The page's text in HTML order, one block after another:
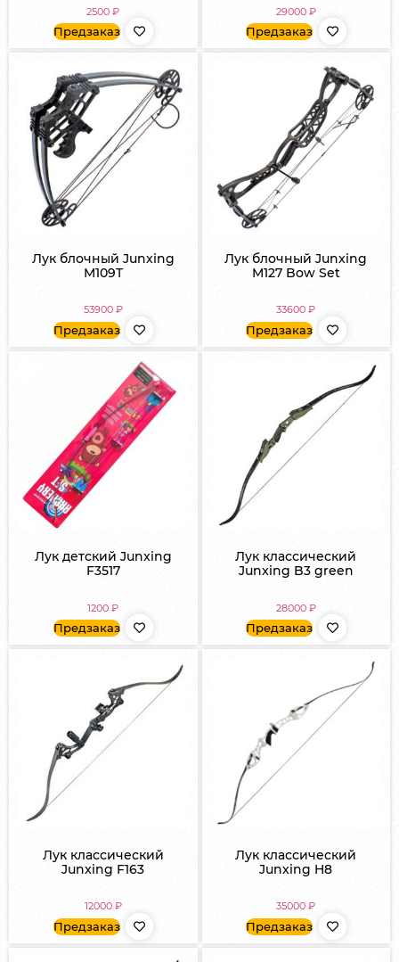
2500₽
Предзаказ
29000 ₽
Предзаказ
Лук блочный Junxing
M109T
53900 ₽
Предзаказ
Лук блочный Junxing
M127 Bow Set
33600₽
Предзаказ
Лук детский Junxing
F3517
1200₽
Предзаказ
Лук классический
Junxing B3 green
28000 ₽
Предзаказ
Лук классический
Junxing F163
12000 ₽
Предзаказ
Лук классический
Junxing H8
35000₽
Предзаказ